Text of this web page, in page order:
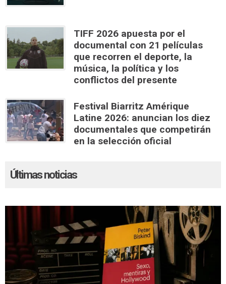
TIFF 2026 apuesta por el
documental con 21 películas
que recorren el deporte, la
música, la política y los
conflictos del presente
Festival Biarritz Amérique
Latine 2026: anuncian los diez
documentales que competirán
en la selección oficial
Últimas noticias